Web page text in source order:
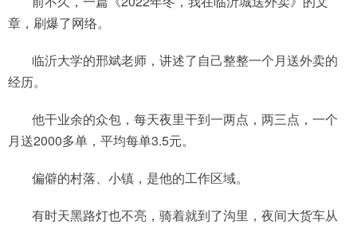
章，刷爆了网络。
临沂大学的邢斌老师，讲述了自己整整一个月送外卖的
经历。
他干业余的众包，每天夜里干到一两点，两三点，一个
月送2000多单，平均每单3.5元。
偏僻的村落、小镇，是他的工作区域。
有时天黑路灯也不亮，骑着就到了沟里，夜间大货车从